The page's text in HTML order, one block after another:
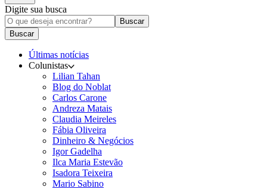
Digite sua busca
Buscar
Buscar
Últimas notícias
Colunistas
Lilian Tahan
Blog do Noblat
Carlos Carone
Andreza Matais
Claudia Meireles
Fábia Oliveira
Dinheiro & Negócios
Igor Gadelha
Ilca Maria Estevão
Isadora Teixeira
Mario Sabino